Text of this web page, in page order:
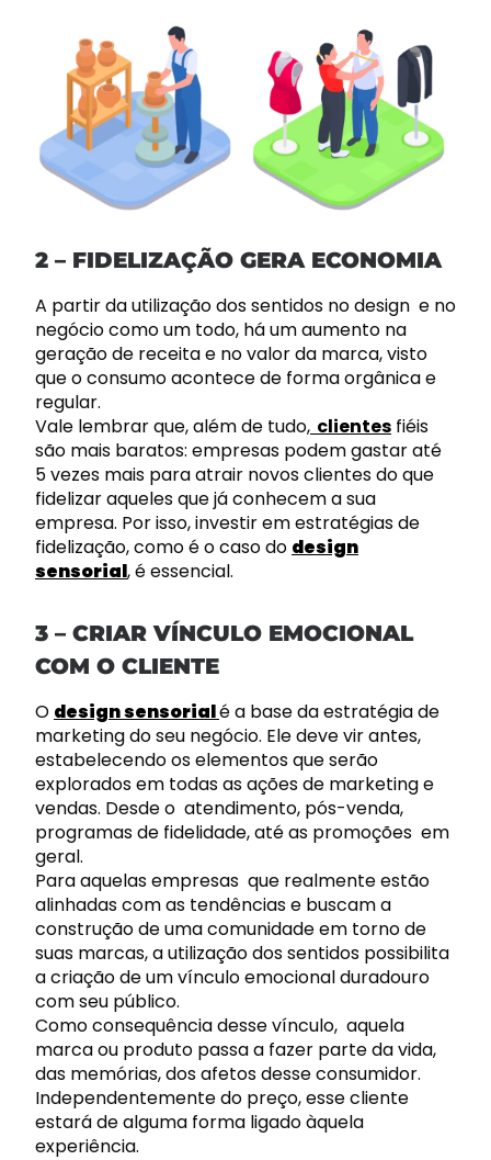
2 – FIDELIZAÇÃO GERA ECONOMIA
A partir da utilização dos sentidos no design e no
negócio como um todo, há um aumento na
geração de receita e no valor da marca, visto
que o consumo acontece de forma orgânica e
regular.
Vale lembrar que, além de tudo, clientes fiéis
são mais baratos: empresas podem gastar até
5 vezes mais para atrair novos clientes do que
fidelizar aqueles que já conhecem a sua
empresa. Por isso, investir em estratégias de
fidelização, como é o caso do design
sensorial, é essencial.
3 – CRIAR VÍNCULO EMOCIONAL
COM O CLIENTE
O design sensorialé a base da estratégia de
marketing do seu negócio. Ele deve vir antes,
estabelecendo os elementos que serão
explorados em todas as ações de marketing e
vendas. Desde o atendimento, pós-venda,
programas de fidelidade, até as promoções em
geral.
Para aquelas empresas que realmente estão
alinhadas com as tendências e buscam a
construção de uma comunidade em torno de
suas marcas, a utilização dos sentidos possibilita
a criação de um vínculo emocional duradouro
com seu público.
Como consequência desse vínculo, aquela
marca ou produto passa a fazer parte da vida,
das memórias, dos afetos desse consumidor.
Independentemente do preço, esse cliente
estará de alguma forma ligado àquela
experiência.